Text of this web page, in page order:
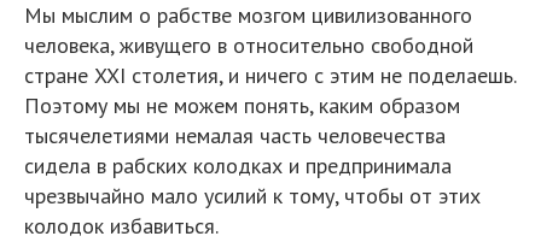
Мы мыслим о рабстве мозгом цивилизованного
человека, живущего в относительно свободной
стране XXI столетия, и ничего с этим не поделаешь.
Поэтому мы не можем понять, каким образом
тысячелетиями немалая часть человечества
сидела в рабских колодках и предпринимала
чрезвычайно мало усилий к тому, чтобы от этих
колодок избавиться.